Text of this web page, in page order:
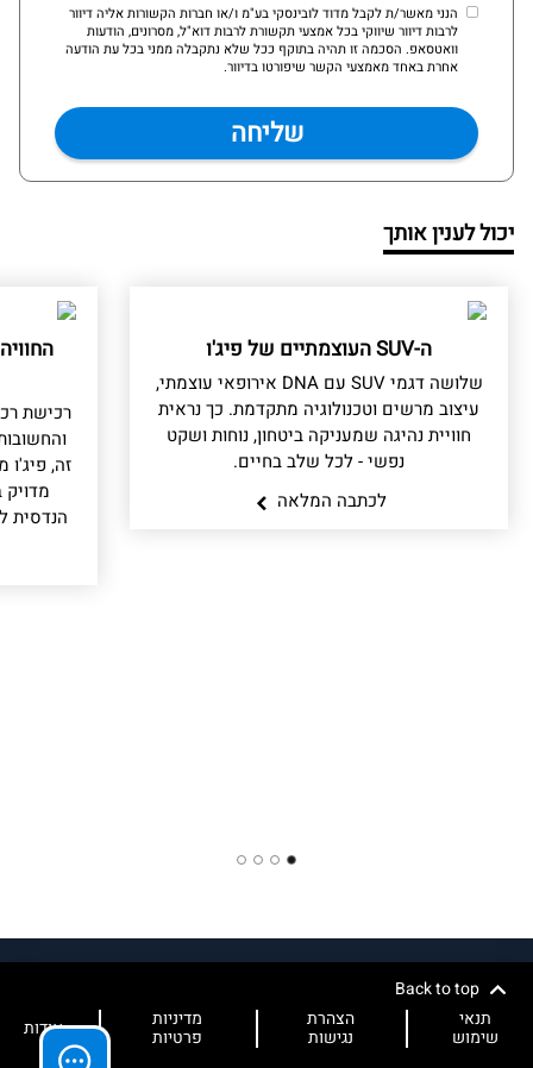
הנני מאשר/ת לקבל מדוד לובינסקי בע"מ ו/או חברות הקשורות אליה דיוור
לרבות דיוור שיווקי בכל אמצעי תקשורת לרבות דוא"ל, מסרונים, הודעות
וואטסאפ. הסכמה זו תהיה בתוקף ככל שלא נתקבלה ממני בכל עת הודעה
אחרת באחד מאמצעי הקשר שיפורטו בדיוור.
יכול לענין אותך
ה-SUV העוצמתיים של פיג'ו
שלושה דגמי SUV עם DNA אירופאי עוצמתי,
עיצוב מרשים וטכנולוגיה מתקדמת. כך נראית
חוויית נהיגה שמעניקה ביטחון, נוחות ושקט
נפשי - לכל שלב בחיים.
לכתבה המלאה
רכישת
זה,
מדויק
הנדסית
1
2
3
4
Back to top
תנאי
שימוש
הצהרת
נגישות
מדיניות
פרטיות אודות